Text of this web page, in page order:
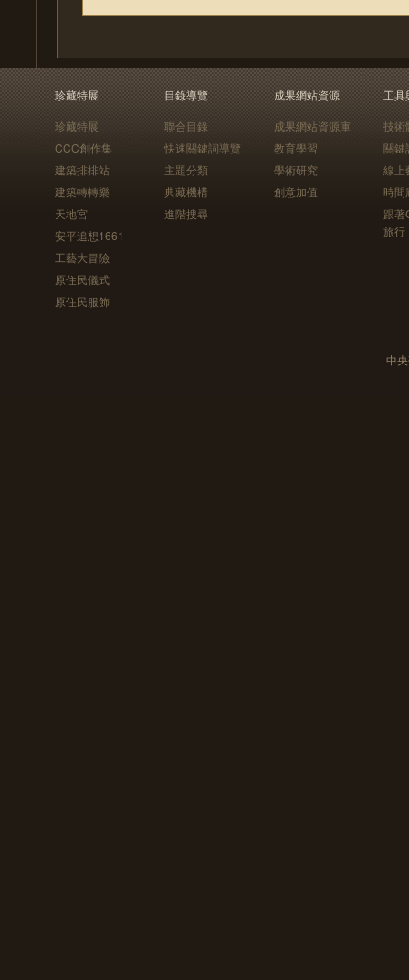
珍藏特展
珍藏特展
CCC創作集
建築排排站
建築轉轉樂
天地宮
安平追想1661
工藝大冒險
原住民儀式
原住民服飾
目錄導覽
聯合目錄
快速關鍵詞導覽
主題分類
典藏機構
進階搜尋
成果網站資源
成果網站資源庫
教育學習
學術研究
創意加值
工具
技術
關鍵
線上
時間
跟
旅行
中